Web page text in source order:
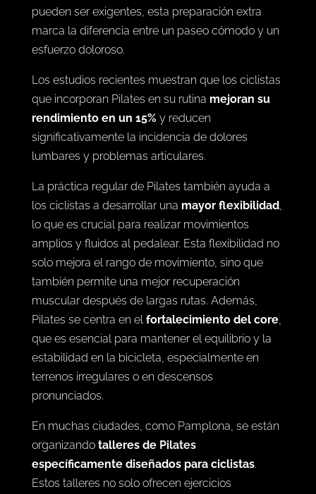
pueden ser exigentes, esta preparación extra
marca la diferencia entre un paseo cómodo y un
esfuerzo doloroso.
Los estudios recientes muestran que los ciclistas
que incorporan Pilates en su rutina mejoran su
rendimiento en un 15% y reducen
significativamente la incidencia de dolores
lumbares y problemas articulares.
La práctica regular de Pilates también ayuda a
los ciclistas a desarrollar una mayor flexibilidad,
lo que es crucial para realizar movimientos
amplios y fluidos al pedalear. Esta flexibilidad no
solo mejora el rango de movimiento, sino que
también permite una mejor recuperación
muscular después de largas rutas. Además,
Pilates se centra en el fortalecimiento del core,
que es esencial para mantener el equilibrio y la
estabilidad en la bicicleta, especialmente en
terrenos irregulares o en descensos
pronunciados.
En muchas ciudades, como Pamplona, se están
organizando talleres de Pilates
específicamente diseñados para ciclistas.
Estos talleres no solo ofrecen ejercicios